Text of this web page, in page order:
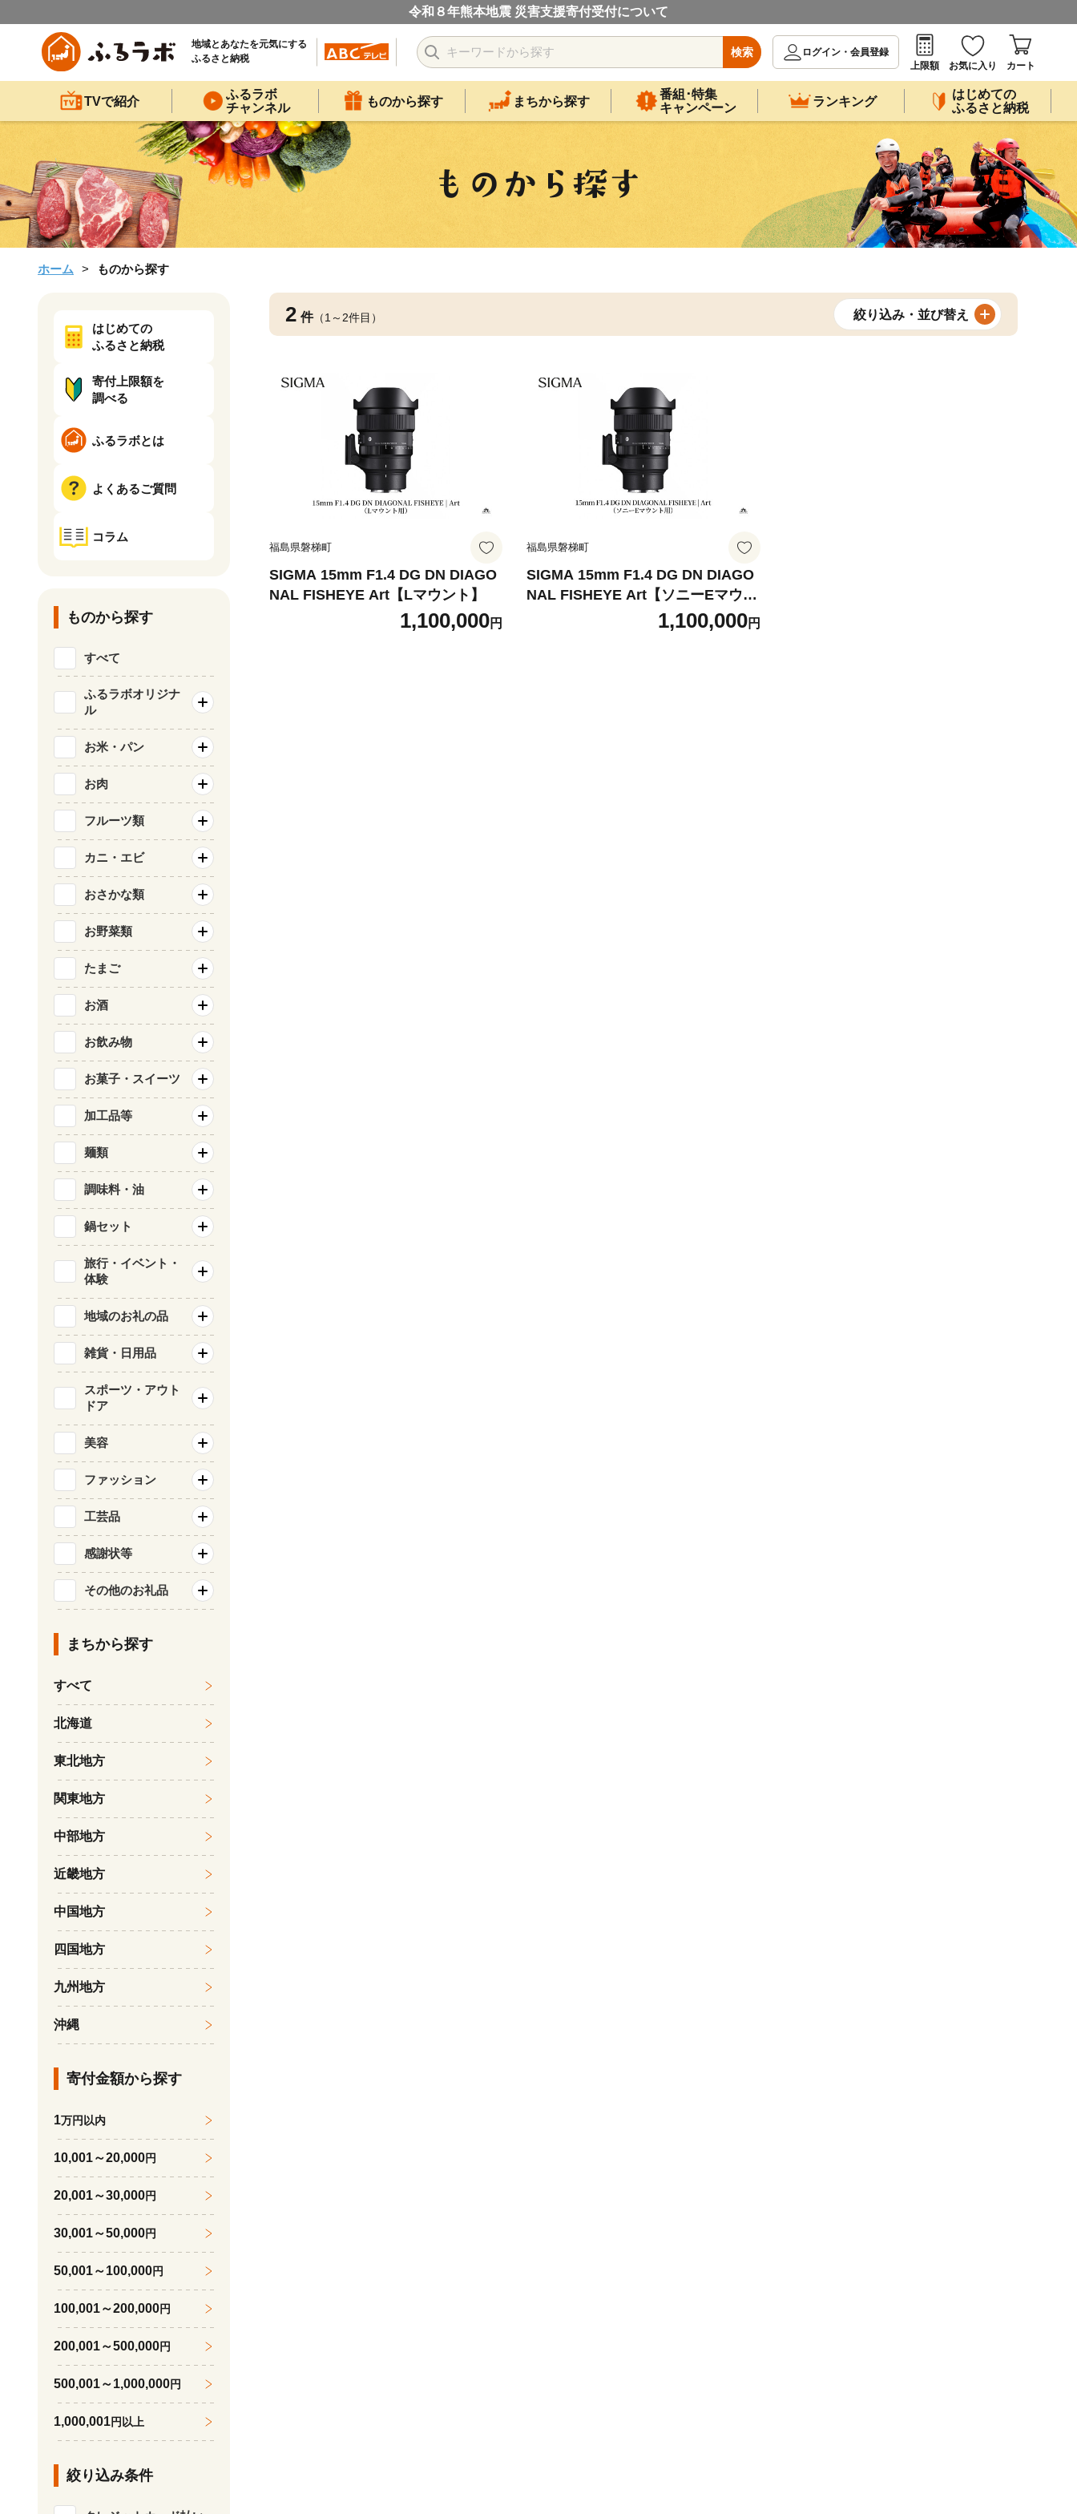
令和８年熊本地震 災害支援寄付受付について
地域とあなたを元気にする
ふるさと納税
検索
ログイン・会員登録
上限額
お気に入り カート
TVで紹介
ふるラボ
チャンネル
ものから探す まちから探す
番組･特集
キャンペーン
ランキング
はじめての
ふるさと納税
ホーム ものから探す
2 件（1～2件目） 絞り込み・並び替え
福島県磐梯町
SIGMA 15mm F1.4 DG DN DIAGO
NAL FISHEYE Art【Lマウント】
1,100,000円
福島県磐梯町
SIGMA 15mm F1.4 DG DN DIAGO
NAL FISHEYE Art【ソニーEマウン
1,100,000円
はじめての
ふるさと納税
寄付上限額を
調べる
ふるラボとは
よくあるご質問
コラム
ものから探す
すべて
ふるラボオリジナ
ル
お米・パン
お肉
フルーツ類
カニ・エビ
おさかな類
お野菜類
たまご
お酒
お飲み物
お菓子・スイーツ
加工品等
麺類
調味料・油
鍋セット
旅行・イベント・
体験
地域のお礼の品
雑貨・日用品
スポーツ・アウト
ドア
美容
ファッション
工芸品
感謝状等
その他のお礼品
まちから探す
すべて
北海道
東北地方
関東地方
中部地方
近畿地方
中国地方
四国地方
九州地方
沖縄
寄付金額から探す
1万円以内
10,001～20,000円
20,001～30,000円
30,001～50,000円
50,001～100,000円
100,001～200,000円
200,001～500,000円
500,001～1,000,000円
1,000,001円以上
絞り込み条件